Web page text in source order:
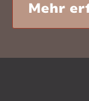
Mehr